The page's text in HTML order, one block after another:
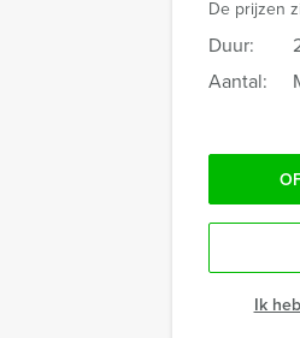
De prijzen
Duur:
Aantal:
Ik